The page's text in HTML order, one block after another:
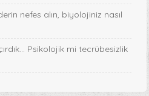
nefes alın, biyolojiniz nasıl
Psikolojik mi tecrübesizlik